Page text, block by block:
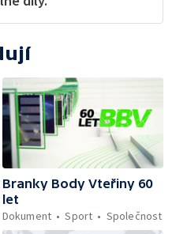
Branky Body Vteřiny 60
let
Dokument
Sport Společnost